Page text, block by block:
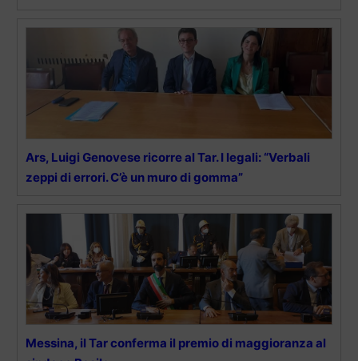
Ars, Luigi Genovese ricorre al Tar. I legali: “Verbali
zeppi di errori. C’è un muro di gomma”
Messina, il Tar conferma il premio di maggioranza al